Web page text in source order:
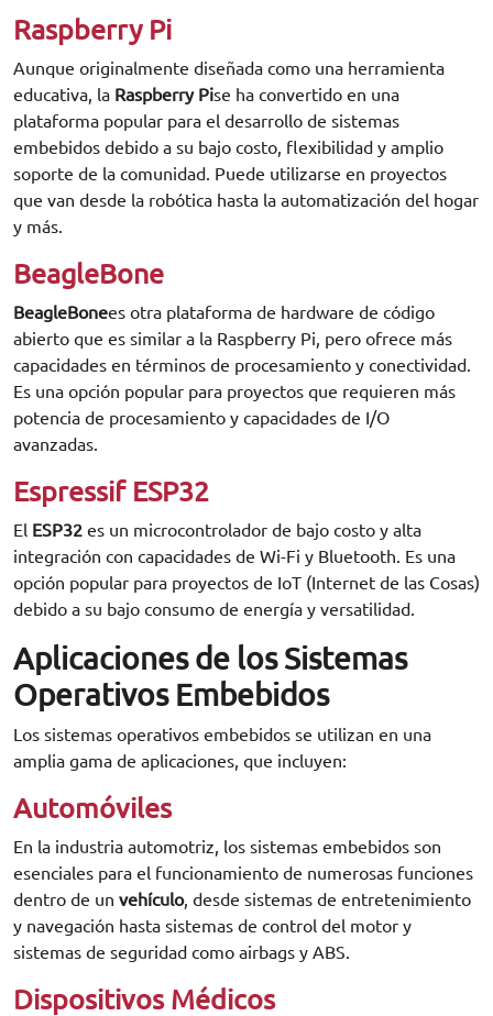
Raspberry Pi
Aunque originalmente diseñada como una herramienta
educativa, la Raspberry Pise ha convertido en una
plataforma popular para el desarrollo de sistemas
embebidos debido a su bajo costo, flexibilidad y amplio
soporte de la comunidad. Puede utilizarse en proyectos
que van desde la robótica hasta la automatización del hogar
y más.
BeagleBone
BeagleBonees otra plataforma de hardware de código
abierto que es similar a la Raspberry Pi, pero ofrece más
capacidades en términos de procesamiento y conectividad.
Es una opción popular para proyectos que requieren más
potencia de procesamiento y capacidades de I/O
avanzadas.
Espressif ESP32
El ESP32 es un microcontrolador de bajo costo y alta
integración con capacidades de Wi-Fi y Bluetooth. Es una
opción popular para proyectos de IoT (Internet de las Cosas)
debido a su bajo consumo de energía y versatilidad.
Aplicaciones de los Sistemas
Operativos Embebidos
Los sistemas operativos embebidos se utilizan en una
amplia gama de aplicaciones, que incluyen:
Automóviles
En la industria automotriz, los sistemas embebidos son
esenciales para el funcionamiento de numerosas funciones
dentro de un vehículo, desde sistemas de entretenimiento
y navegación hasta sistemas de control del motor y
sistemas de seguridad como airbags y ABS.
Dispositivos Médicos